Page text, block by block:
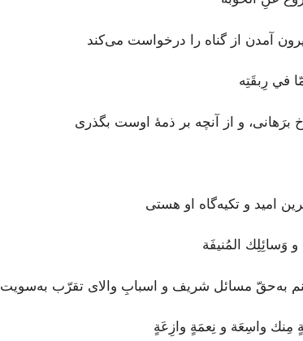
آمدن از گناه را درخواست می‌کند
في رِبقَتِه
برَهانی، و از آنچه بر ذمۀ اوست بگذری
امید و تکیه‌گاه او هستی
وَسائِلِك المُنيفَة
به‌حقّ مسائل شریف و اسبابِ والای تقرّب به‌سویت
مِنك واسِعَة و نِعمَةٍ وازِعَةٍ